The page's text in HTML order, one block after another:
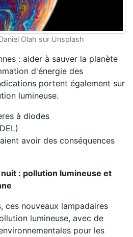
Olah sur Unsplash
: aider à sauver la planète
d'énergie des
portent également sur
lumineuse.
à diodes
avoir des conséquences
: pollution lumineuse et
ces nouveaux lampadaires
lumineuse, avec de
pour les